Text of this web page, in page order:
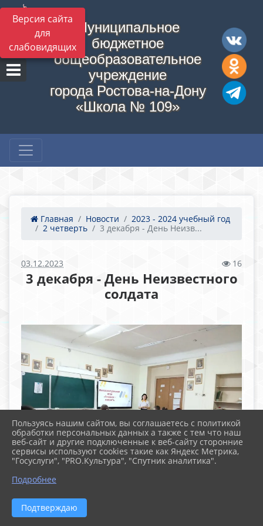
Версия сайта
для
слабовидящих
Муниципальное
бюджетное
общеобразовательное
учреждение
города Ростова-на-Дону
«Школа № 109»
Главная Новости
2023 - 2024 учебный год
2 четверть
3 декабря - День Неизв...
03.12.2023 16
3 декабря - День Неизвестного
солдата
Пользуясь нашим сайтом, вы соглашаетесь с политикой
обработки персональных данных а также с тем что наш
веб-сайт и другие подключенные к веб-сайту сторонние
сервисы используют cookies такие как Яндекс Метрика,
"Госуслуги", "PRO.Культура", "Спутник аналитика".
Подробнее
Подтверждаю